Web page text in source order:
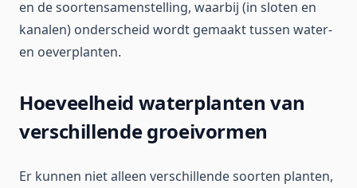
en de soortensamenstelling, waarbij (in sloten en
kanalen) onderscheid wordt gemaakt tussen water-
en oeverplanten.
Hoeveelheid waterplanten van
verschillende groeivormen
Er kunnen niet alleen verschillende soorten planten,